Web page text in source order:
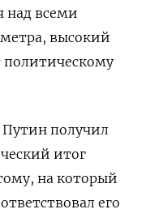
над всеми
метра, высокий
политическому
Путин получил
итог
на который
его